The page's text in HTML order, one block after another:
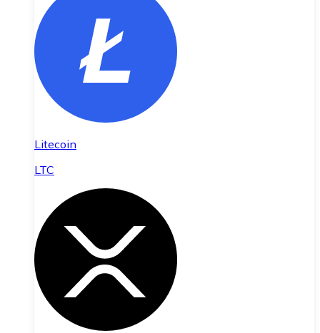
Litecoin
LTC